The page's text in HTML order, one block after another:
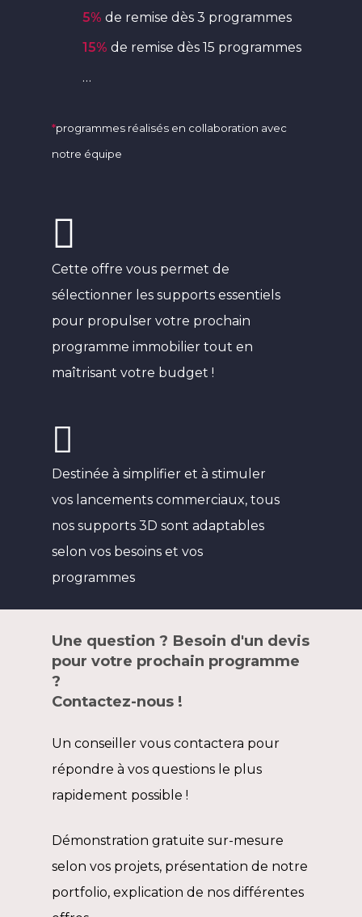
5% de remise dès 3 programmes
15% de remise dès 15 programmes
…
*programmes réalisés en collaboration avec
notre équipe
Cette offre vous permet de
sélectionner les supports essentiels
pour propulser votre prochain
programme immobilier tout en
maîtrisant votre budget !
Destinée à simplifier et à stimuler
vos lancements commerciaux, tous
nos supports 3D sont adaptables
selon vos besoins et vos
programmes
Une question ? Besoin d'un devis
pour votre prochain programme
?
Contactez-nous !
Un conseiller vous contactera pour
répondre à vos questions le plus
rapidement possible !
Démonstration gratuite sur-mesure
selon vos projets, présentation de notre
portfolio, explication de nos différentes